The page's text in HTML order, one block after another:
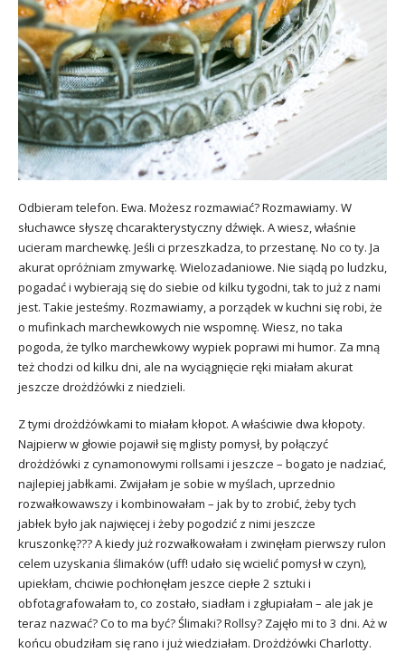
Odbieram telefon. Ewa. Możesz rozmawiać? Rozmawiamy. W
słuchawce słyszę chcarakterystyczny dźwięk. A wiesz, właśnie
ucieram marchewkę. Jeśli ci przeszkadza, to przestanę. No co ty. Ja
akurat opróżniam zmywarkę. Wielozadaniowe. Nie siądą po ludzku,
pogadać i wybierają się do siebie od kilku tygodni, tak to już z nami
jest. Takie jesteśmy. Rozmawiamy, a porządek w kuchni się robi, że
o mufinkach marchewkowych nie wspomnę. Wiesz, no taka
pogoda, że tylko marchewkowy wypiek poprawi mi humor. Za mną
też chodzi od kilku dni, ale na wyciągnięcie ręki miałam akurat
jeszcze drożdżówki z niedzieli.
Z tymi drożdżówkami to miałam kłopot. A właściwie dwa kłopoty.
Najpierw w głowie pojawił się mglisty pomysł, by połączyć
drożdżówki z cynamonowymi rollsami i jeszcze – bogato je nadziać,
najlepiej jabłkami. Zwijałam je sobie w myślach, uprzednio
rozwałkowawszy i kombinowałam – jak by to zrobić, żeby tych
jabłek było jak najwięcej i żeby pogodzić z nimi jeszcze
kruszonkę??? A kiedy już rozwałkowałam i zwinęłam pierwszy rulon
celem uzyskania ślimaków (uff! udało się wcielić pomysł w czyn),
upiekłam, chciwie pochłonęłam jeszce ciepłe 2 sztuki i
obfotagrafowałam to, co zostało, siadłam i zgłupiałam – ale jak je
teraz nazwać? Co to ma być? Ślimaki? Rollsy? Zajęło mi to 3 dni. Aż w
końcu obudziłam się rano i już wiedziałam. Drożdżówki Charlotty.